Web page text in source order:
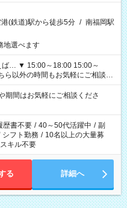
(鉄道)駅から徒歩5分 / 南福岡駅
選べます
間はお気軽にご相談くださ
歴書不要 / 40～50代活躍中 / 副
シフト勤務 / 10名以上の大量募
キル不要
る 詳細へ